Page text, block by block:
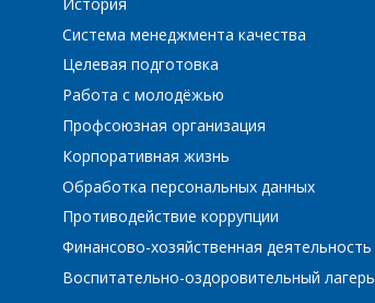
Система менеджмента качества
Целевая подготовка
Работа с молодёжью
Профсоюзная организация
Корпоративная жизнь
Обработка персональных данных
Противодействие коррупции
Финансово-хозяйственная деятельность
Воспитательно-оздоровительный лагерь